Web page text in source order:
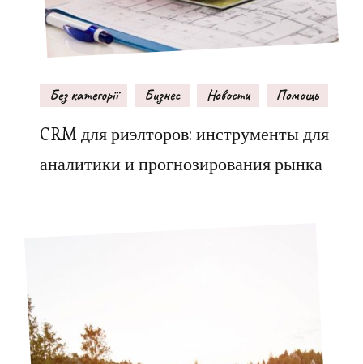
Без категорії Бизнес Новости Помощь
CRM для риэлторов: инструменты для
аналитики и прогнозирования рынка